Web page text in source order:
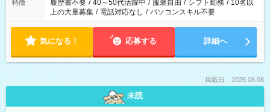
特徴 履歴書不要 / 40～50代活躍中 / 服装自由 / シフト勤務 / 10名以
上の大量募集 / 電話対応なし / パソコンスキル不要
気になる！ 応募する 詳細へ
掲載日：2026.08.08
未読